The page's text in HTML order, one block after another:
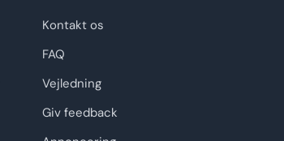
Kontakt os
FAQ
Vejledning
Giv feedback